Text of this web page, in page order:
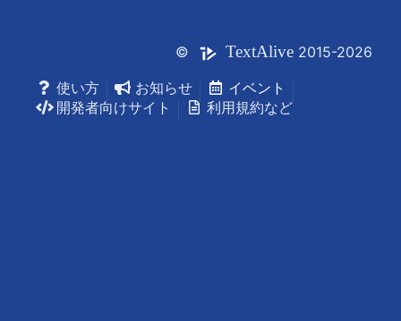
© TextAlive 2015-2026
使い方
お知らせ
イベント
開発者向けサイト
利用規約など